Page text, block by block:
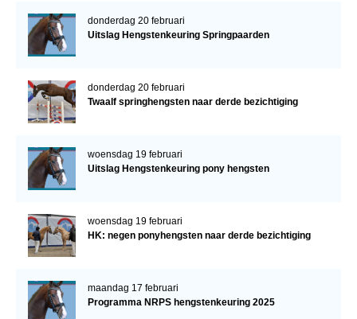
donderdag 20 februari
Uitslag Hengstenkeuring Springpaarden
donderdag 20 februari
Twaalf springhengsten naar derde bezichtiging
woensdag 19 februari
Uitslag Hengstenkeuring pony hengsten
woensdag 19 februari
HK: negen ponyhengsten naar derde bezichtiging
maandag 17 februari
Programma NRPS hengstenkeuring 2025